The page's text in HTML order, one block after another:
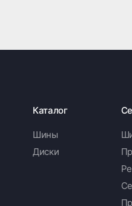
Каталог
Шины
Диски